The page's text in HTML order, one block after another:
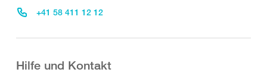
+41 58 411 12 12
Hilfe und Kontakt